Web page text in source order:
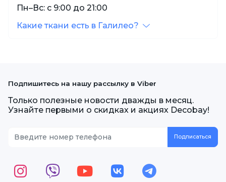
Пн–Вс: с 9:00 до 21:00
Какие ткани есть в Галилео?
Подпишитесь на нашу рассылку в Viber
Только полезные новости дважды в месяц.
Узнайте первыми о скидках и акциях Decobay!